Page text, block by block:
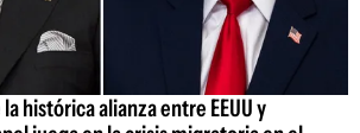
histórica alianza entre EEUU y